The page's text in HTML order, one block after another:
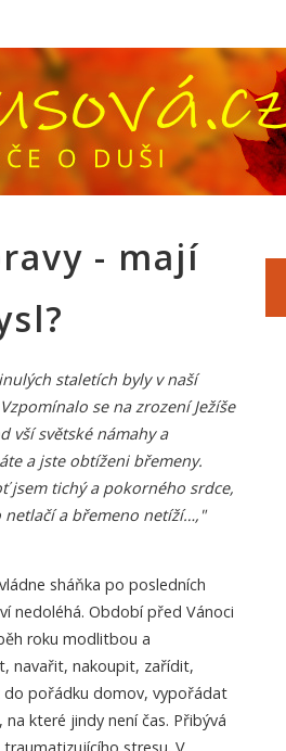
- mají
staletích byly v naší
se na zrození Ježíše
vší světské námahy a
a jste obtíženi břemeny.
jsem tichý a pokorného srdce,
netlačí a břemeno netíží…,"
sháňka po posledních
nedoléhá. Období před Vánoci
roku modlitbou a
navařit, nakoupit, zařídit,
do pořádku domov, vypořádat
které jindy není čas. Přibývá